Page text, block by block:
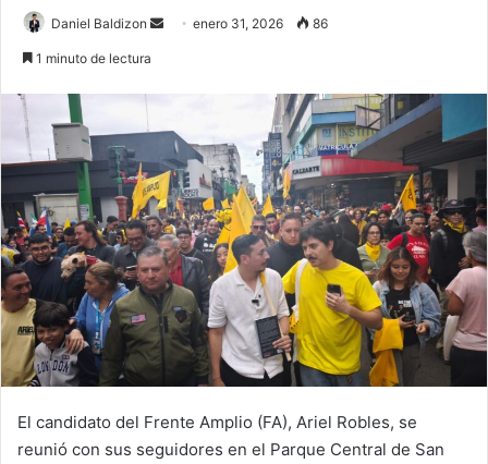
Daniel Baldizon
Sendenero 31, 2026 86
1 minuto de lectura
El candidato del Frente Amplio (FA), Ariel Robles, se
reunió con sus seguidores en el Parque Central de San